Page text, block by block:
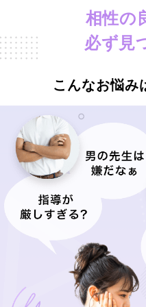
相性の
必ず見
こんなお悩み